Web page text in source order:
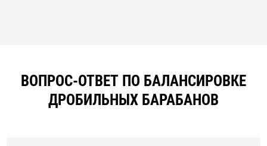
ВОПРОС-ОТВЕТ ПО БАЛАНСИРОВКЕ
ДРОБИЛЬНЫХ БАРАБАНОВ